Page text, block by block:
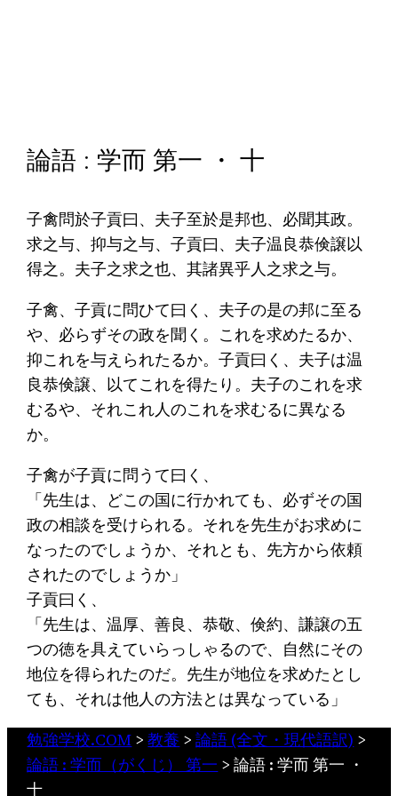
論語 : 学而 第一 ・ 十
子禽問於子貢曰、夫子至於是邦也、必聞其政。
求之与、抑与之与、子貢曰、夫子温良恭倹譲以
得之。夫子之求之也、其諸異乎人之求之与。
子禽、子貢に問ひて曰く、夫子の是の邦に至る
や、必らずその政を聞く。これを求めたるか、
抑これを与えられたるか。子貢曰く、夫子は温
良恭倹譲、以てこれを得たり。夫子のこれを求
むるや、それこれ人のこれを求むるに異なる
か。
子禽が子貢に問うて曰く、
「先生は、どこの国に行かれても、必ずその国
政の相談を受けられる。それを先生がお求めに
なったのでしょうか、それとも、先方から依頼
されたのでしょうか」
子貢曰く、
「先生は、温厚、善良、恭敬、倹約、謙譲の五
つの徳を具えていらっしゃるので、自然にその
地位を得られたのだ。先生が地位を求めたとし
ても、それは他人の方法とは異なっている」
勉強学校.COM >教養 >論語 (全文・現代語訳) >
論語 : 学而（がくじ） 第一 >論語 : 学而 第一 ・
十